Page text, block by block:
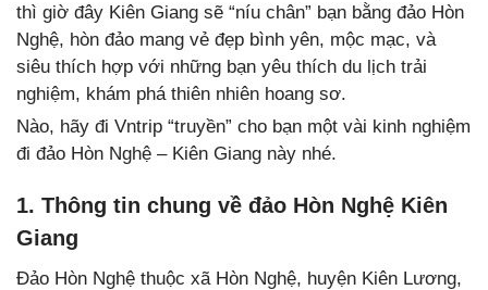
thì giờ đây Kiên Giang sẽ “níu chân” bạn bằng đảo Hòn
Nghệ, hòn đảo mang vẻ đẹp bình yên, mộc mạc, và
siêu thích hợp với những bạn yêu thích du lịch trải
nghiệm, khám phá thiên nhiên hoang sơ.
Nào, hãy đi Vntrip “truyền” cho bạn một vài kinh nghiệm
đi đảo Hòn Nghệ – Kiên Giang này nhé.
1. Thông tin chung về đảo Hòn Nghệ Kiên
Giang
Đảo Hòn Nghệ thuộc xã Hòn Nghệ, huyện Kiên Lương,